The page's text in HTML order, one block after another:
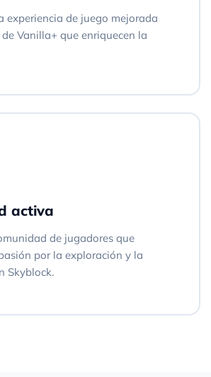
experiencia de juego mejorada
Vanilla+ que enriquecen la
activa
de jugadores que
por la exploración y la
Skyblock.